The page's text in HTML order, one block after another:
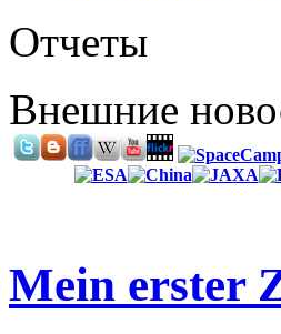
Отчеты
Внешние
Mein erster